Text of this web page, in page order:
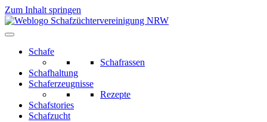
Zum Inhalt springen
Schafe
Schafrassen
Schafhaltung
Schaferzeugnisse
Rezepte
Schafstories
Schafzucht